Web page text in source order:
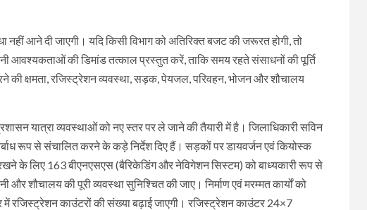
आने दी जाएगी। यदि किसी विभाग को अतिरिक्त बजट की जरूरत होगी, तो
आवश्यकताओं की डिमांड तत्काल प्रस्तुत करें, ताकि समय रहते संसाधनों की पूर्ति
की क्षमता, रजिस्ट्रेशन व्यवस्था, सड़क, पेयजल, परिवहन, भोजन और शौचालय
यात्रा व्यवस्थाओं को नए स्तर पर ले जाने की तैयारी में है। जिलाधिकारी सविन
रूप से संचालित करने के कड़े निर्देश दिए हैं। सड़कों पर डायवर्जन एवं कियोस्क
के लिए 163 बीएनएसएस (बैरिकेडिंग और नेविगेशन सिस्टम) को बाध्यकारी रूप से
और शौचालय की पूरी व्यवस्था सुनिश्चित की जाए। निर्माण एवं मरम्मत कार्यों को
काउंटरों की संख्या बढ़ाई जाएगी। रजिस्ट्रेशन काउंटर 24×7